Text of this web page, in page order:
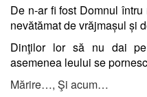
De n-ar fi fost Domnul
nevătămat de vrăjmașul și
Dinţilor lor să nu dai
asemenea leului se
Mărire…, Şi acum…